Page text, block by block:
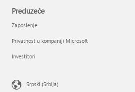
Preduzeće
Zaposlenje
Privatnost u kompaniji Microsoft
Investitori
Srpski (Srbija)